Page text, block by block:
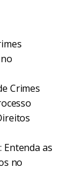
Crimes
as
no